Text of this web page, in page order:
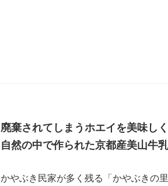
廃棄されてしまうホエイを美味し
自然の中で作られた京都産美山牛乳
かやぶき民家が多く残る「かやぶきの